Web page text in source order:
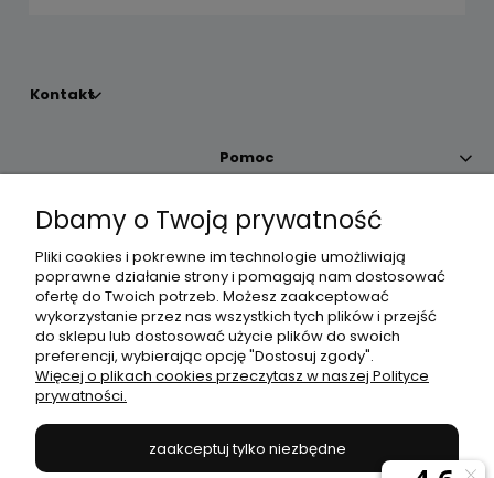
Kontakt
Pomoc
Moje konto
Płatności i dostawa
Informacje
Dbamy o Twoją prywatność
Pliki cookies i pokrewne im technologie umożliwiają
poprawne działanie strony i pomagają nam dostosować
ofertę do Twoich potrzeb. Możesz zaakceptować
wykorzystanie przez nas wszystkich tych plików i przejść
do sklepu lub dostosować użycie plików do swoich
preferencji, wybierając opcję "Dostosuj zgody".
Więcej o plikach cookies przeczytasz w naszej Polityce
prywatności.
zaakceptuj tylko niezbędne